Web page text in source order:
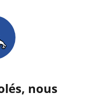
nous